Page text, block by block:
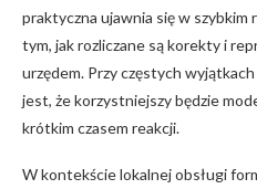
praktyczna ujawnia się w
tym, jak rozliczane są korekty i
urzędem. Przy częstych
jest, że korzystniejszy będzie
krótkim czasem reakcji.
W kontekście lokalnej obsługi